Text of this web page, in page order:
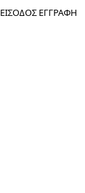
ΕΙΣΟΔΟΣ ΕΓΓΡΑΦΗ